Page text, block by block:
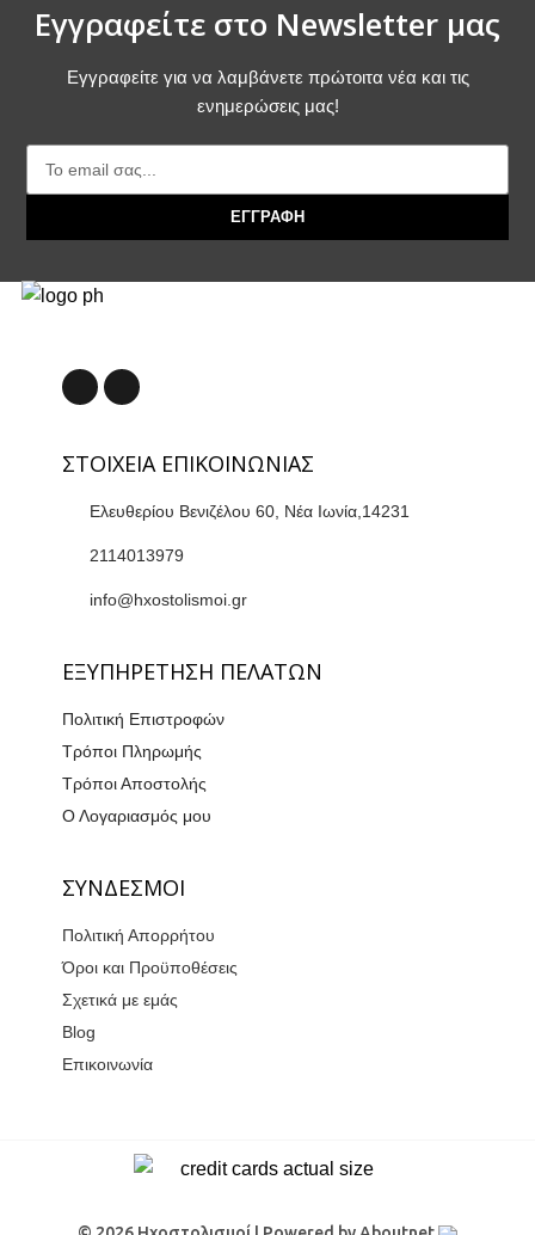
Εγγραφείτε στο Newsletter μας
Εγγραφείτε για να λαμβάνετε πρώτοιτα νέα και τις
ενημερώσεις μας!
ΕΓΓΡΑΦΗ
ΣΤΟΙΧΕΙΑ ΕΠΙΚΟΙΝΩΝΙΑΣ
Ελευθερίου Βενιζέλου 60, Νέα Ιωνία,14231
2114013979
info@hxostolismoi.gr
ΕΞΥΠΗΡΕΤΗΣΗ ΠΕΛΑΤΩΝ
Πολιτική Επιστροφών
Τρόποι Πληρωμής
Τρόποι Αποστολής
Ο Λογαριασμός μου
ΣΥΝΔΕΣΜΟΙ
Πολιτική Απορρήτου
Όροι και Προϋποθέσεις
Σχετικά με εμάς
Blog
Επικοινωνία